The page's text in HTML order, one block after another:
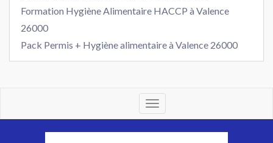
Formation Hygiène Alimentaire HACCP à Valence
26000
Pack Permis + Hygiène alimentaire à Valence 26000
Toggle
navigation